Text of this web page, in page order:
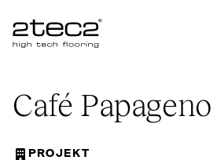
Primary
Café Papageno
PROJEKT